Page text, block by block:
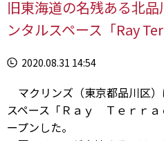
旧東海道の名残ある北
ンタルスペース「Ray
2020.08.31 14:54
マクリンズ（東京都品川区
スペース「Ｒａｙ Ｔｅｒｒａ
ープンした。